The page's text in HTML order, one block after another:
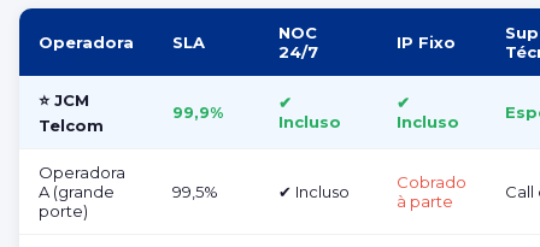
Operadora SLA
NOC
24/7
IP Fixo
⭐ JCM
Telcom
99,9%
✔
Incluso
✔
Incluso
Operadora
A (grande
porte)
99,5% ✔ Incluso
Cobrado
à parte